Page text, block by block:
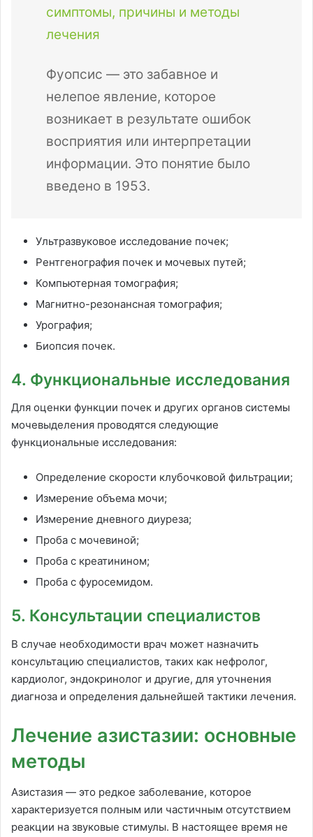
симптомы, причины и методы
лечения
Фуопсис — это забавное и
нелепое явление, которое
возникает в результате ошибок
восприятия или интерпретации
информации. Это понятие было
введено в 1953.
Ультразвуковое исследование почек;
Рентгенография почек и мочевых путей;
Компьютерная томография;
Магнитно-резонансная томография;
Урография;
Биопсия почек.
4. Функциональные исследования
Для оценки функции почек и других органов системы
мочевыделения проводятся следующие
функциональные исследования:
Определение скорости клубочковой фильтрации;
Измерение объема мочи;
Измерение дневного диуреза;
Проба с мочевиной;
Проба с креатинином;
Проба с фуросемидом.
5. Консультации специалистов
В случае необходимости врач может назначить
консультацию специалистов, таких как нефролог,
кардиолог, эндокринолог и другие, для уточнения
диагноза и определения дальнейшей тактики лечения.
Лечение азистазии: основные
методы
Азистазия — это редкое заболевание, которое
характеризуется полным или частичным отсутствием
реакции на звуковые стимулы. В настоящее время не